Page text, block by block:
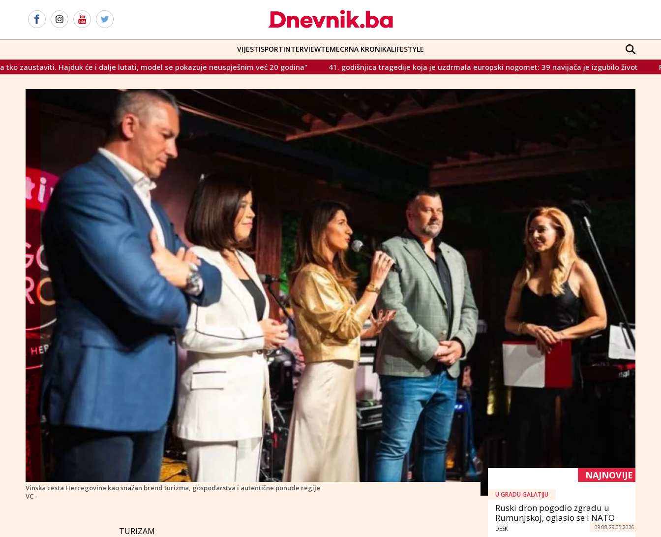
VIJESTISPORTINTERVIEWTEMECRNA KRONIKALIFESTYLE
model se pokazuje neuspješnim već 20 godina" 41. godišnjica tragedije koja je uzdrmala europski nogomet: 39 navijača je izgubilo život Rutte nakon udara ruskog drona u
Vinska cesta Hercegovine kao snažan brend turizma, gospodarstva i autentične ponude regije
VC -
TURIZAM
NAJNOVIJE
U GRADU GALATIJU
Ruski dron pogodio zgradu u
Rumunjskoj, oglasio se i NATO
DESK 09:08 29.05.2026.